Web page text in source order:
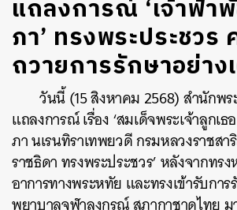
แถลงการณ์ ‘เจ้าฟ้า
ภา’ ทรงพระประชว
ถวายการรักษาอย่าง
วันนี้ (15 สิงหาคม 2568) สำนักพร
แถลงการณ์ เรื่อง ‘สมเด็จพระเจ้าลูกเ
ภา นเรนทิราเทพยวดี กรมหลวงราชส
ราชธิดา ทรงพระประชวร’ หลังจากท
อาการทางพระหทัย และทรงเข้ารับการ